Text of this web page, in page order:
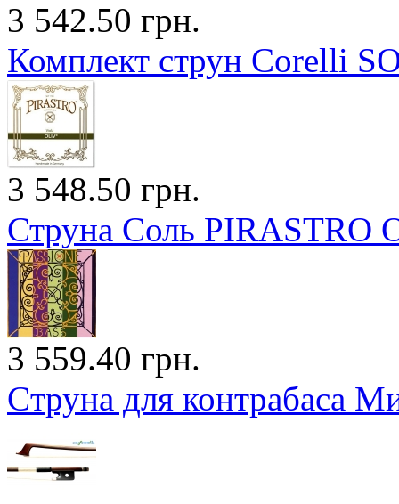
3 542.50 грн.
Комплект струн Corelli
3 548.50 грн.
Струна Соль PIRASTRO
3 559.40 грн.
Cтруна для контрабаса